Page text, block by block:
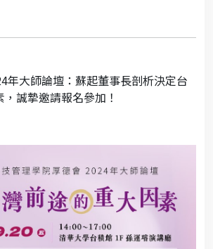
年大師論壇：蘇起董事長剖析決定台
誠摯邀請報名參加！